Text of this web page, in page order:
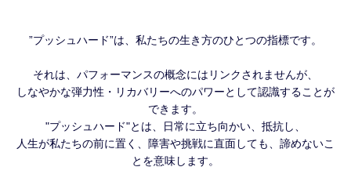
”プッシュハード”は、私たちの生き方のひとつの指標です。
それは、パフォーマンスの概念にはリンクされませんが、
しなやかな弾力性・リカバリーへのパワーとして認識することが
できます。
"プッシュハード"とは、日常に立ち向かい、抵抗し、
人生が私たちの前に置く、障害や挑戦に直面しても、諦めないこ
とを意味します。